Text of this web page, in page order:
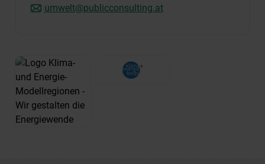
umwelt@publicconsulting.at